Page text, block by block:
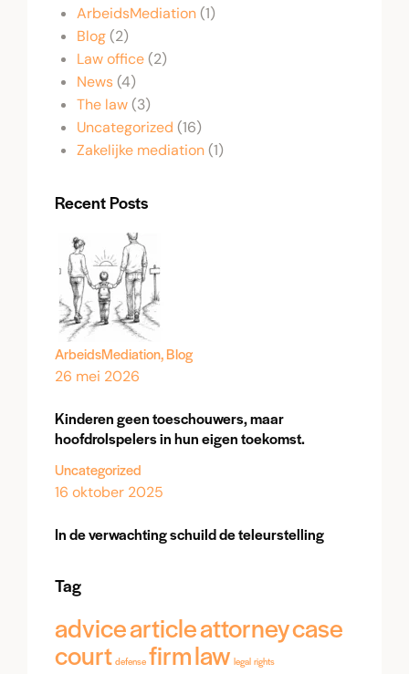
ArbeidsMediation(1)
Blog(2)
Law office(2)
News(4)
The law(3)
Uncategorized (16)
Zakelijke mediation(1)
Recent Posts
ArbeidsMediation,Blog
26 mei 2026
Kinderen geen toeschouwers, maar
hoofdrolspelers in hun eigen toekomst.
Uncategorized
16 oktober 2025
In de verwachting schuild de teleurstelling
Tag
advicearticleattorneycase
court defense firmlaw legal rights